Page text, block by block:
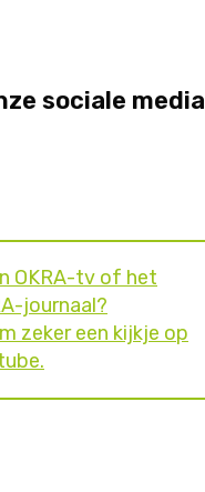
sociale media
OKRA-tv of het
journaal?
zeker een kijkje op